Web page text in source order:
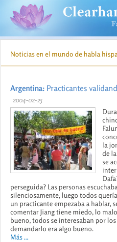
Noticias en el mundo de habla
Argentina: Practicantes
2004-02-25
la
de
se
perseguida? Las personas
silenciosamente, luego todos
un practicante empezaba a hablar,
comentar Jiang tiene miedo, lo
bueno, todos se interesaban por
demandarlo era algo bueno.
Más ...